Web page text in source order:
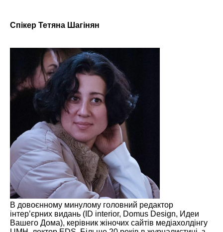
Спікер Тетяна Шагінян
В довоєнному минулому головний редактор
інтер’єрних видань (ID interior, Domus Design, Идеи
Вашего Дома), керівник жіночих сайтів медіахолдінгу